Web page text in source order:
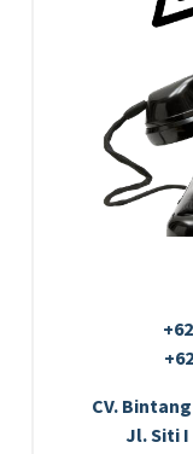
CV.
Jl. Siti I